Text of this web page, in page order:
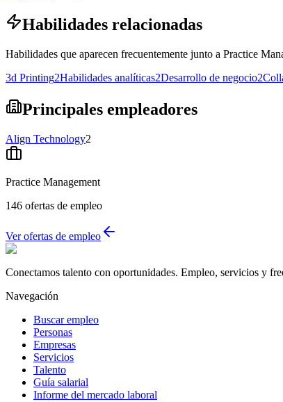
Habilidades relacionadas
Habilidades que aparecen frecuentemente junto a Practice
3d Printing2Habilidades analíticas2Desarrollo de negocio2
Principales empleadores
Align Technology2
Practice Management
146 ofertas de empleo
Ver ofertas de empleo
Conectamos talento con oportunidades. Empleo, servicios y
Navegación
Buscar empleo
Personas
Empresas
Servicios
Talento
Guía salarial
Informe del mercado laboral